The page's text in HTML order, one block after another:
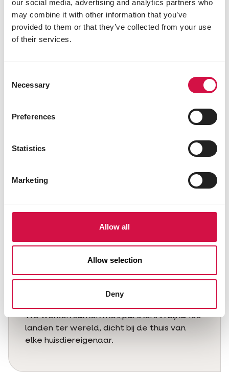
our social media, advertising and analytics partners who
may combine it with other information that you’ve
provided to them or that they’ve collected from your use
of their services.
Selection
Necessary
Preferences
Statistics
Marketing
Allow all
Allow selection
Deny
verschillende diercategorieën, zoals
Een wereldwijd partnernetwerk
We werken samen met partners in bijna 100
landen ter wereld, dicht bij de thuis van
elke huisdiereigenaar.